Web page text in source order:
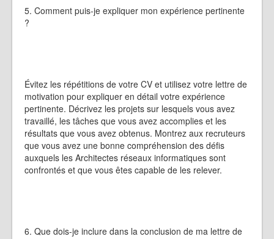
5. Comment puis-je expliquer mon expérience pertinente
?
Évitez les répétitions de votre CV et utilisez votre lettre de
motivation pour expliquer en détail votre expérience
pertinente. Décrivez les projets sur lesquels vous avez
travaillé, les tâches que vous avez accomplies et les
résultats que vous avez obtenus. Montrez aux recruteurs
que vous avez une bonne compréhension des défis
auxquels les Architectes réseaux informatiques sont
confrontés et que vous êtes capable de les relever.
6. Que dois-je inclure dans la conclusion de ma lettre de